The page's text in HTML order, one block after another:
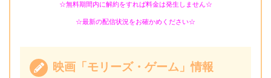
☆無料期間内に解約をすれば料金は発生しません☆
☆最新の配信状況をお確かめください☆
映画「モリーズ・ゲーム」情報